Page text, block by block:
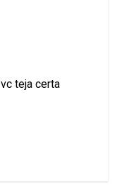
teja certa